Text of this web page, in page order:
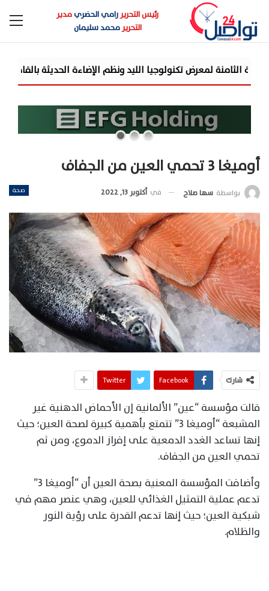
رئيس التحريررامي الحضريمدير
التحريرمحمد سليمان
«تنظيم
أوميغا 3 تحمي العين من الجفاف
صحة بواسطة سها صلاح في أكتوبر 13, 2022
شارك Facebook
Twitter
قالت مؤسسة “عين” الألمانية إن الأحماض الدهنية غير
المشبعة “أوميغا 3” تتمتع بأهمية كبيرة لصحة العين؛ حيث
إنها تساعد الغدد الدمعية على إفراز الدموع، ومن ثم
تحمي العين من الجفاف.
وأضافت المؤسسة المعنية بصحة العين أن “أوميغا 3”
تدعم عملية التمثيل الغذائي للعين، وهي عنصر مهم في
شبكية العين؛ حيث إنها تدعم القدرة على رؤية النور
والظلام.